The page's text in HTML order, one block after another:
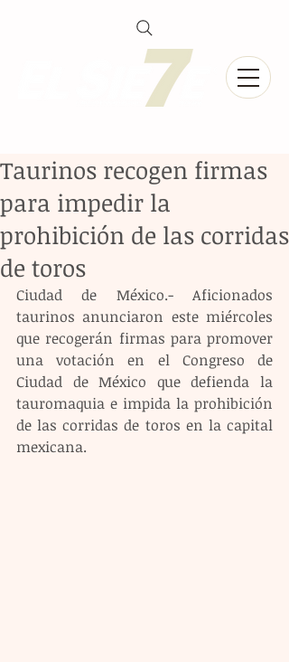
Taurinos recogen firmas
para impedir la
prohibición de las corridas
de toros
Ciudad de México.- Aficionados
taurinos anunciaron este miércoles
que recogerán firmas para promover
una votación en el Congreso de
Ciudad de México que defienda la
tauromaquia e impida la prohibición
de las corridas de toros en la capital
mexicana.